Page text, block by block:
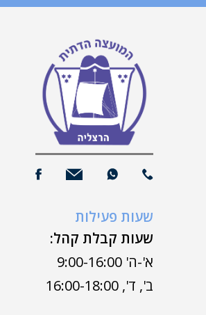
שעות פעילות
שעות קבלת קהל:
א'-ה' 9:00-16:00
ב', ד', 16:00-18:00